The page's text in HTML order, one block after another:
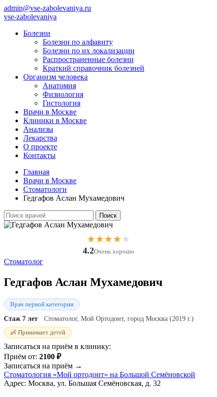
admin@vse-zabolevaniya.ru
vse-zabolevaniya
Болезни
Болезни по алфавиту
Болезни по их локализации
Распространенные болезни
Краткий справочник болезней
Организм человека
Анатомия
Физиология
Гистология
Врачи в Москве
Клиники в Москве
Анализы
Лекарства
О проекте
Контакты
Главная
Врачи в Москве
Стоматологи
Гедгафов Аслан Мухамедович
★★★★★
4.2Очень хорошо
Стоматолог
Гедгафов Аслан Мухамедович
Врач первой категории
Стаж 7 лет
Стоматолог, Мой Ортодонт, город Москва (2019 г.)
👶 Принимает детей
Записаться на приём в клинику:
Приём от: 2100 ₽
Записаться на приём →
Стоматология «Мой ортодонт» на Большой Семёновской
Адрес: Москва, ул. Большая Семёновская, д. 32